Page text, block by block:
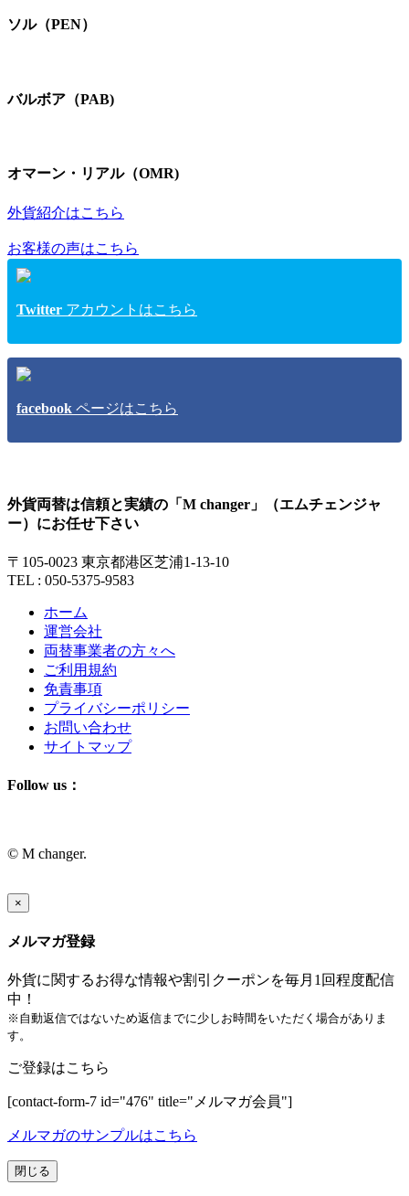
ソル（PEN）
バルボア（PAB)
オマーン・リアル（OMR)
外貨紹介はこちら
お客様の声はこちら
Twitter アカウントはこちら
facebook ページはこちら
外貨両替は信頼と実績の「M changer」（エムチェンジャ
ー）にお任せ下さい
〒105-0023 東京都港区芝浦1-13-10
TEL : 050-5375-9583
ホーム
運営会社
両替事業者の方々へ
ご利用規約
免責事項
プライバシーポリシー
お問い合わせ
サイトマップ
Follow us：
© M changer.
×
メルマガ登録
外貨に関するお得な情報や割引クーポンを毎月1回程度配信
中！
※自動返信ではないため返信までに少しお時間をいただく場合がありま
す。
ご登録はこちら
[contact-form-7 id="476" title="メルマガ会員"]
メルマガのサンプルはこちら
閉じる